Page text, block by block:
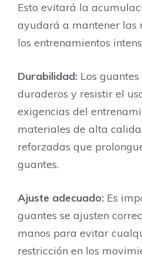
Esto evitará la
ayudará a mantener las
los entrenamientos
Durabilidad: Los
duraderos y resistir el
exigencias del
materiales de alta
reforzadas que
guantes.
Ajuste adecuado: Es
guantes se ajusten
manos para evitar
restricción en los